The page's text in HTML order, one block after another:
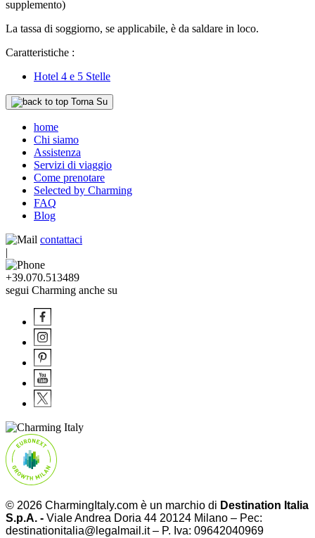
supplemento)
La tassa di soggiorno, se applicabile, è da saldare in loco.
Caratteristiche :
Hotel 4 e 5 Stelle
Torna Su
home
Chi siamo
Assistenza
Servizi di viaggio
Come prenotare
Selected by Charming
FAQ
Blog
contattaci
|
+39.070.513489
segui Charming anche su
© 2026 CharmingItaly.com è un marchio di Destination Italia
S.p.A. - Viale Andrea Doria 44 20124 Milano – Pec:
destinationitalia@legalmail.it – P. Iva: 09642040969